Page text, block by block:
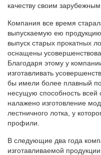
качеству своим
Компания все время
выпускаемую ею
выпуск старых прокатных
оснащены
Благодаря этому у
изготавливать
бы имели более плавный
несущую способность
налажено изготовление
лестничного лотка, у
профили.
В следующие два года
изготавливаемой